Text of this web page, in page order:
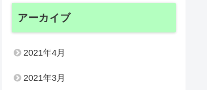
アーカイブ
2021年4月
2021年3月